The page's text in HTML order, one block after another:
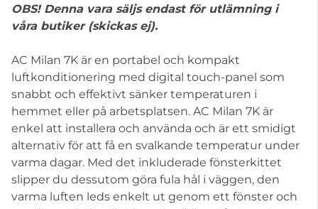
OBS! Denna vara säljs endast för utlämning i
våra butiker (skickas ej).
AC Milan 7K är en portabel och kompakt
luftkonditionering med digital touch-panel som
snabbt och effektivt sänker temperaturen i
hemmet eller på arbetsplatsen. AC Milan 7K är
enkel att installera och använda och är ett smidigt
alternativ för att få en svalkande temperatur under
varma dagar. Med det inkluderade fönsterkittet
slipper du dessutom göra fula hål i väggen, den
varma luften leds enkelt ut genom ett fönster och